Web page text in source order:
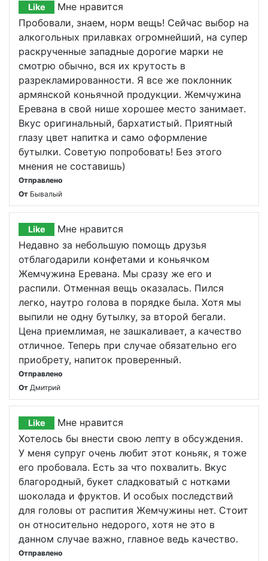
Like
Мне нравится
Пробовали, знаем, норм вещь! Сейчас выбор на
алкогольных прилавках огромнейший, на супер
раскрученные западные дорогие марки не
смотрю обычно, вся их крутость в
разрекламированности. Я все же поклонник
армянской коньячной продукции. Жемчужина
Еревана в свой нише хорошее место занимает.
Вкус оригинальный, бархатистый. Приятный
глазу цвет напитка и само оформление
бутылки. Советую попробовать! Без этого
мнения не составишь)
Отправлено
От Бывалый
Like
Мне нравится
Недавно за небольшую помощь друзья
отблагодарили конфетами и коньячком
Жемчужина Еревана. Мы сразу же его и
распили. Отменная вещь оказалась. Пился
легко, наутро голова в порядке была. Хотя мы
выпили не одну бутылку, за второй бегали.
Цена приемлимая, не зашкаливает, а качество
отличное. Теперь при случае обязательно его
приобрету, напиток проверенный.
Отправлено
От Дмитрий
Like
Мне нравится
Хотелось бы внести свою лепту в обсуждения.
У меня супруг очень любит этот коньяк, я тоже
его пробовала. Есть за что похвалить. Вкус
благородный, букет сладковатый с нотками
шоколада и фруктов. И особых последствий
для головы от распития Жемчужины нет. Стоит
он относительно недорого, хотя не это в
данном случае важно, главное ведь качество.
Отправлено